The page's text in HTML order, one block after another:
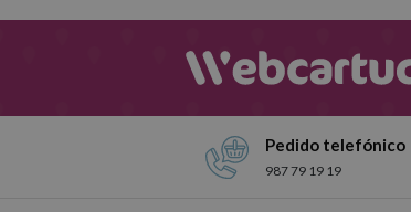
Tipos de recambios de escritura que
tenemos recambios de escritura para varios
y grosores diferentes para que puedas escoger
PILOT y los colores más habituales son el negro, el
nuestra selección y hazte con aquellos que
Pedido telefónico
987 79 19 19